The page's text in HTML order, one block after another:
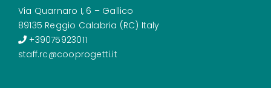
Via Quarnaro I, 6 – Gallico
89135 Reggio Calabria (RC) Italy
+39075923011
staff.rc@cooprogetti.it